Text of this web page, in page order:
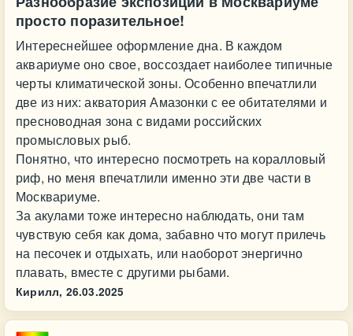
просто поразительное!
Интереснейшее оформление дна. В каждом
аквариуме оно свое, воссоздает наиболее типичные
черты климатической зоны. Особенно впечатлили
две из них: акватория Амазонки с ее обитателями и
пресноводная зона с видами российских
промысловых рыб.
Понятно, что интересно посмотреть на коралловый
риф, но меня впечатлили именно эти две части в
Москвариуме.
За акулами тоже интересно наблюдать, они там
чувствую себя как дома, забавно что могут прилечь
на песочек и отдыхать, или наоборот энергично
плавать, вместе с другими рыбами.
Кирилл, 26.03.2025